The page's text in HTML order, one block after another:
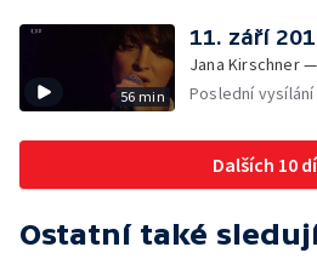
56 min
11. září
Jana Kirschner
Poslední vysílání
Dalších 10
Ostatní také